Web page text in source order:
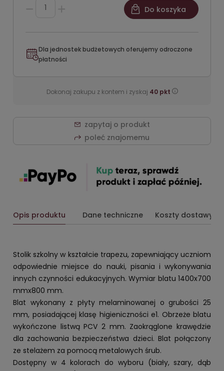
Do koszyka
Dla jednostek budżetowych oferujemy odroczone
płatności
Dokonaj zakupu z kontem i zyskaj 40pkt
zapytaj o produkt
poleć znajomemu
Opis produktu Dane techniczne Koszty dostawy
Stolik szkolny w kształcie trapezu, zapewniający uczniom
odpowiednie miejsce do nauki, pisania i wykonywania
innych czynności edukacyjnych. Wymiar blatu 1400x700
mmx800 mm.
Blat wykonany z płyty melaminowanej o grubości 25
mm, posiadającej klasę higieniczności e1. Obrzeże blatu
wykończone listwą PCV 2 mm. Zaokrąglone krawędzie
dla zachowania bezpieczeństwa dzieci. Blat połączony
ze stelażem za pomocą metalowych śrub.
Dostępny w 4 kolorach do wyboru (biały, szary, dąb